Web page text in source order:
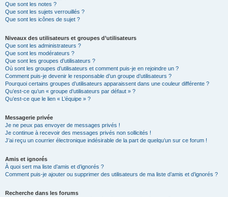
Que sont les notes ?
Que sont les sujets verrouillés ?
Que sont les icônes de sujet ?
Niveaux des utilisateurs et groupes d’utilisateurs
Que sont les administrateurs ?
Que sont les modérateurs ?
Que sont les groupes d’utilisateurs ?
Où sont les groupes d’utilisateurs et comment puis-je en rejoindre un ?
Comment puis-je devenir le responsable d’un groupe d’utilisateurs ?
Pourquoi certains groupes d’utilisateurs apparaissent dans une couleur différente ?
Qu’est-ce qu’un « groupe d’utilisateurs par défaut » ?
Qu’est-ce que le lien « L’équipe » ?
Messagerie privée
Je ne peux pas envoyer de messages privés !
Je continue à recevoir des messages privés non sollicités !
J’ai reçu un courrier électronique indésirable de la part de quelqu’un sur ce forum !
Amis et ignorés
À quoi sert ma liste d’amis et d’ignorés ?
Comment puis-je ajouter ou supprimer des utilisateurs de ma liste d’amis et d’ignorés ?
Recherche dans les forums